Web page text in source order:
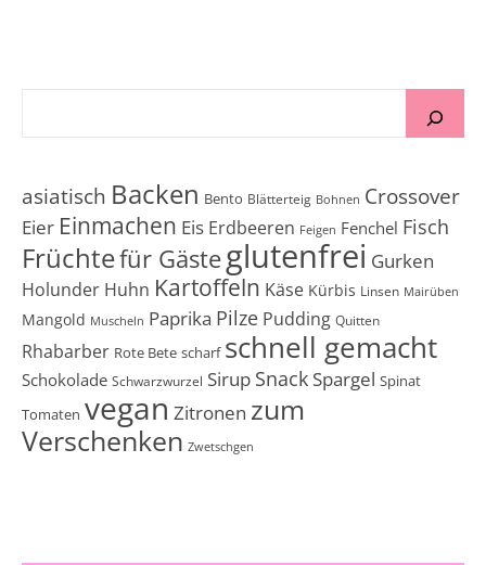
asiatisch Backen Bento Blätterteig Bohnen Crossover
Eier Einmachen Eis Erdbeeren Feigen Fenchel Fisch
Früchtefür Gästeglutenfrei Gurken
Holunder Huhn Kartoffeln Käse Kürbis Linsen Mairüben
Mangold Muscheln Paprika Pilze Pudding Quitten
Rhabarber Rote Bete scharf schnell gemacht
Schokolade Schwarzwurzel Sirup Snack Spargel Spinat
Tomaten vegan Zitronen zum
Verschenken Zwetschgen